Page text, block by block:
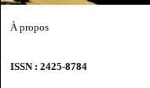
À propos
ISSN : 2425-8784